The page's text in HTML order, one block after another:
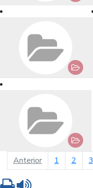
Anteriorpágina anterior
1 2 3
Imprimir